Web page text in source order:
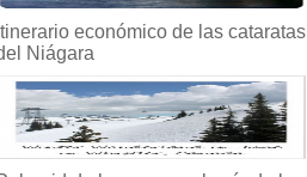
económico de las cataratas
Niágara